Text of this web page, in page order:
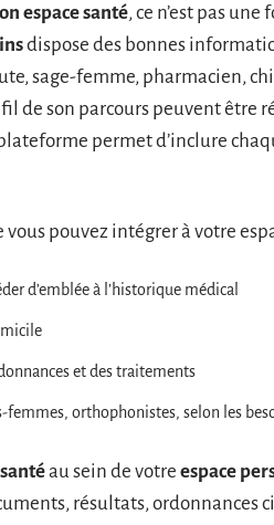
espace santé, ce n’est pas une
dispose des bonnes
sage-femme, pharmacien,
son parcours peuvent être
permet d’inclure
pouvez intégrer à votre
d’emblée à l’historique médical
et des traitements
femmes, orthophonistes, selon les
au sein de votre espace
résultats, ordonnances